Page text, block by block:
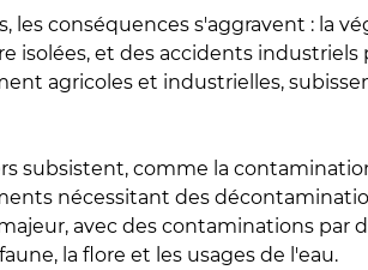
les conséquences s'aggravent : la
isolées, et des accidents industriels
agricoles et industrielles,
subsistent, comme la
nécessitant des
avec des contaminations par
la flore et les usages de l'eau.